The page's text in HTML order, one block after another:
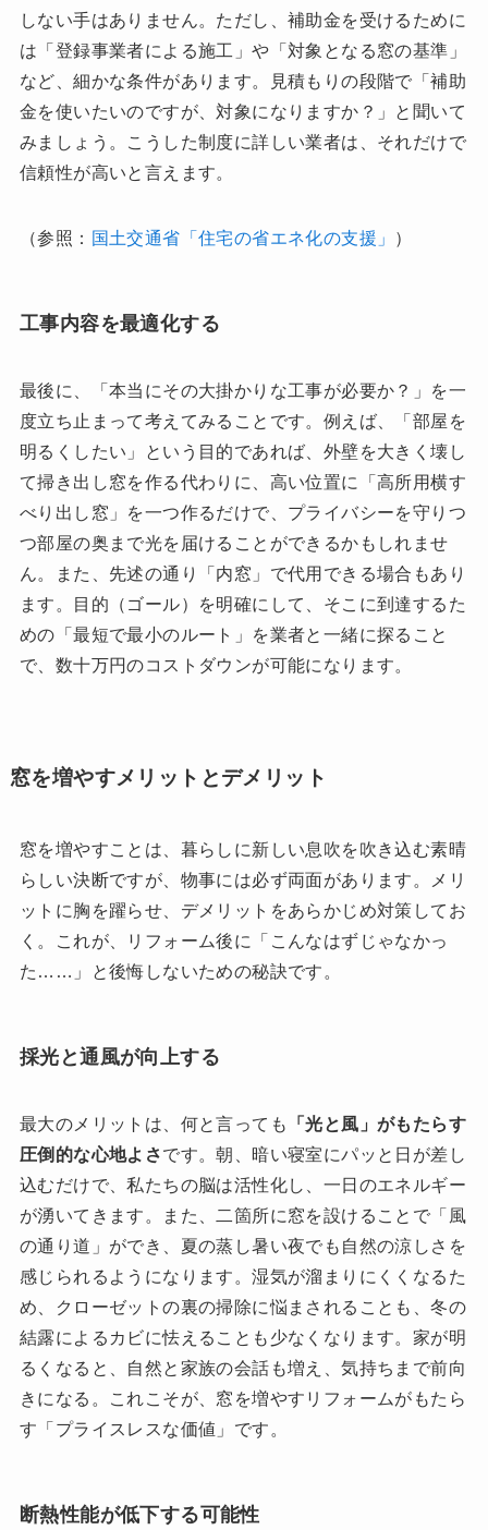
しない手はありません。ただし、補助金を受けるために
は「登録事業者による施工」や「対象となる窓の基準」
など、細かな条件があります。見積もりの段階で「補助
金を使いたいのですが、対象になりますか？」と聞いて
みましょう。こうした制度に詳しい業者は、それだけで
信頼性が高いと言えます。
（参照： 国土交通省「住宅の省エネ化の支援」 ）
工事内容を最適化する
最後に、「本当にその大掛かりな工事が必要か？」を一
度立ち止まって考えてみることです。例えば、「部屋を
明るくしたい」という目的であれば、外壁を大きく壊し
て掃き出し窓を作る代わりに、高い位置に「高所用横す
べり出し窓」を一つ作るだけで、プライバシーを守りつ
つ部屋の奥まで光を届けることができるかもしれませ
ん。また、先述の通り「内窓」で代用できる場合もあり
ます。目的（ゴール）を明確にして、そこに到達するた
めの「最短で最小のルート」を業者と一緒に探ること
で、数十万円のコストダウンが可能になります。
窓を増やすメリットとデメリット
窓を増やすことは、暮らしに新しい息吹を吹き込む素晴
らしい決断ですが、物事には必ず両面があります。メリ
ットに胸を躍らせ、デメリットをあらかじめ対策してお
く。これが、リフォーム後に「こんなはずじゃなかっ
た……」と後悔しないための秘訣です。
採光と通風が向上する
最大のメリットは、何と言っても
「光と風」がもたらす
圧倒的な心地よさです。朝、暗い寝室にパッと日が差し
込むだけで、私たちの脳は活性化し、一日のエネルギー
が湧いてきます。また、二箇所に窓を設けることで「風
の通り道」ができ、夏の蒸し暑い夜でも自然の涼しさを
感じられるようになります。湿気が溜まりにくくなるた
め、クローゼットの裏の掃除に悩まされることも、冬の
結露によるカビに怯えることも少なくなります。家が明
るくなると、自然と家族の会話も増え、気持ちまで前向
きになる。これこそが、窓を増やすリフォームがもたら
す「プライスレスな価値」です。
断熱性能が低下する可能性